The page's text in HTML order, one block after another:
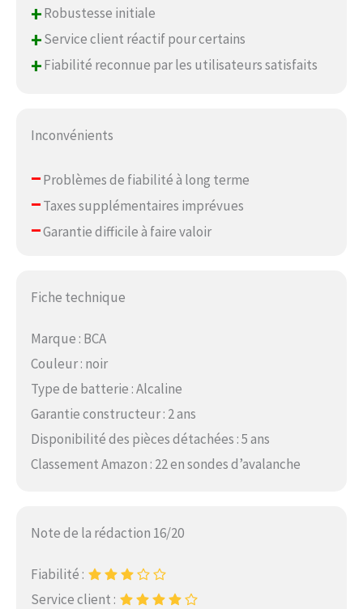
+Robustesse initiale
+Service client réactif pour certains
+Fiabilité reconnue par les utilisateurs satisfaits
Inconvénients
–Problèmes de fiabilité à long terme
–Taxes supplémentaires imprévues
–Garantie difficile à faire valoir
Fiche technique
Marque : BCA
Couleur : noir
Type de batterie : Alcaline
Garantie constructeur : 2 ans
Disponibilité des pièces détachées : 5 ans
Classement Amazon : 22 en sondes d’avalanche
Note de la rédaction 16/20
Fiabilité :
Service client :